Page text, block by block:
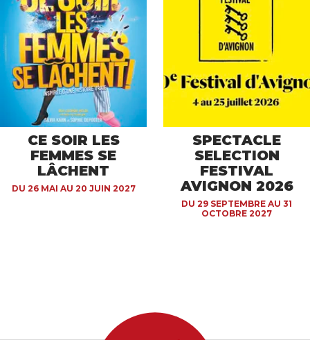
CE SOIR LES
FEMMES SE
LÂCHENT
DU 26 MAI AU 20 JUIN 2027
SPECTACLE
SELECTION
FESTIVAL
AVIGNON 2026
DU 29 SEPTEMBRE AU 31
OCTOBRE 2027